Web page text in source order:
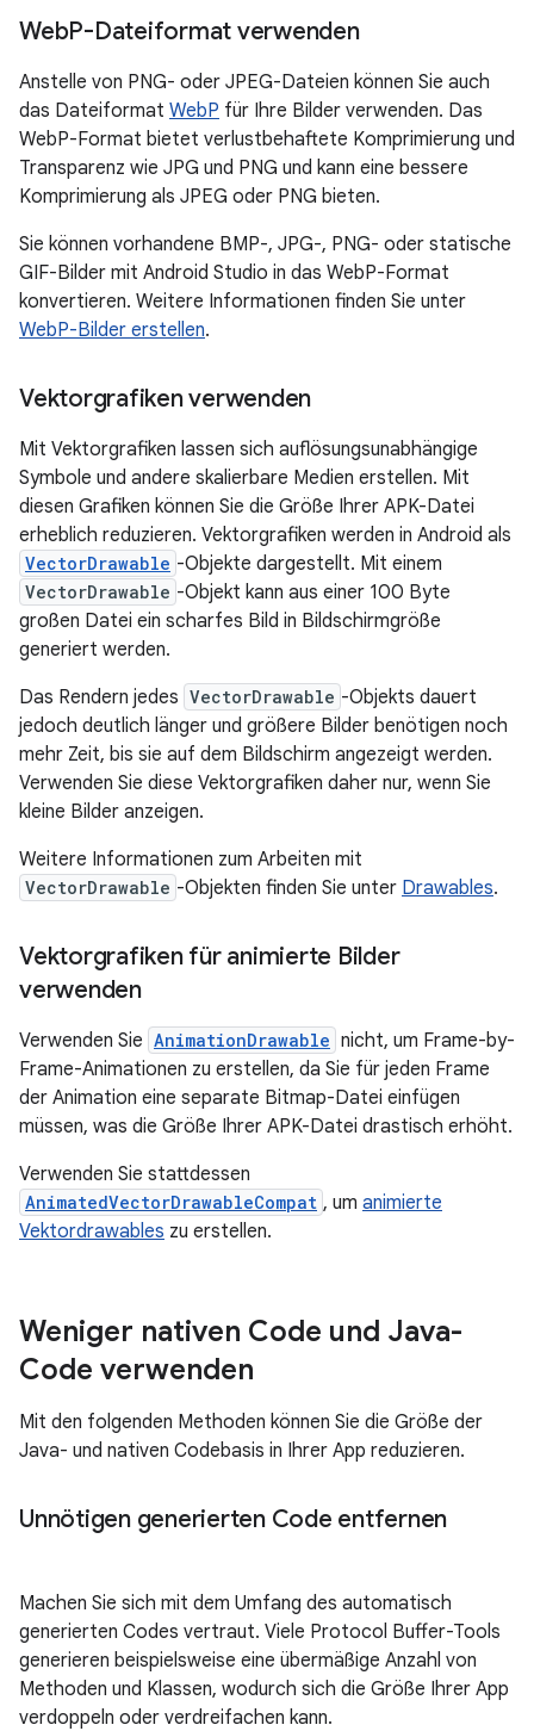
WebP-Dateiformat verwenden
Anstelle von PNG- oder JPEG-Dateien können Sie auch
das Dateiformat WebP für Ihre Bilder verwenden. Das
WebP-Format bietet verlustbehaftete Komprimierung und
Transparenz wie JPG und PNG und kann eine bessere
Komprimierung als JPEG oder PNG bieten.
Sie können vorhandene BMP-, JPG-, PNG- oder statische
GIF-Bilder mit Android Studio in das WebP-Format
konvertieren. Weitere Informationen finden Sie unter
WebP-Bilder erstellen.
Vektorgrafiken verwenden
Mit Vektorgrafiken lassen sich auflösungsunabhängige
Symbole und andere skalierbare Medien erstellen. Mit
diesen Grafiken können Sie die Größe Ihrer APK-Datei
erheblich reduzieren. Vektorgrafiken werden in Android als
VectorDrawable -Objekte dargestellt. Mit einem
VectorDrawable -Objekt kann aus einer 100 Byte
großen Datei ein scharfes Bild in Bildschirmgröße
generiert werden.
Das Rendern jedes VectorDrawable -Objekts dauert
jedoch deutlich länger und größere Bilder benötigen noch
mehr Zeit, bis sie auf dem Bildschirm angezeigt werden.
Verwenden Sie diese Vektorgrafiken daher nur, wenn Sie
kleine Bilder anzeigen.
Weitere Informationen zum Arbeiten mit
VectorDrawable -Objekten finden Sie unter Drawables.
Vektorgrafiken für animierte Bilder
verwenden
Verwenden Sie AnimationDrawable nicht, um Frame-by-
Frame-Animationen zu erstellen, da Sie für jeden Frame
der Animation eine separate Bitmap-Datei einfügen
müssen, was die Größe Ihrer APK-Datei drastisch erhöht.
Verwenden Sie stattdessen
AnimatedVectorDrawableCompat , um animierte
Vektordrawables zu erstellen.
Weniger nativen Code und Java-
Code verwenden
Mit den folgenden Methoden können Sie die Größe der
Java- und nativen Codebasis in Ihrer App reduzieren.
Unnötigen generierten Code entfernen
Machen Sie sich mit dem Umfang des automatisch
generierten Codes vertraut. Viele Protocol Buffer-Tools
generieren beispielsweise eine übermäßige Anzahl von
Methoden und Klassen, wodurch sich die Größe Ihrer App
verdoppeln oder verdreifachen kann.